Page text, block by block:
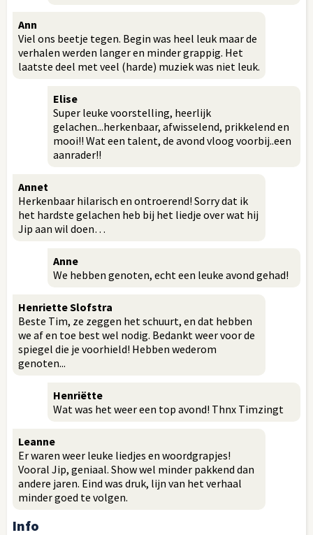
Ann
Viel ons beetje tegen. Begin was heel leuk maar de
verhalen werden langer en minder grappig. Het
laatste deel met veel (harde) muziek was niet leuk.
Elise
Super leuke voorstelling, heerlijk
gelachen...herkenbaar, afwisselend, prikkelend en
mooi!! Wat een talent, de avond vloog voorbij..een
aanrader!!
Annet
Herkenbaar hilarisch en ontroerend! Sorry dat ik
het hardste gelachen heb bij het liedje over wat hij
Jip aan wil doen…
Anne
We hebben genoten, echt een leuke avond gehad!
Henriette Slofstra
Beste Tim, ze zeggen het schuurt, en dat hebben
we af en toe best wel nodig. Bedankt weer voor de
spiegel die je voorhield! Hebben wederom
genoten...
Henriëtte
Wat was het weer een top avond! Thnx Timzingt
Leanne
Er waren weer leuke liedjes en woordgrapjes!
Vooral Jip, geniaal. Show wel minder pakkend dan
andere jaren. Eind was druk, lijn van het verhaal
minder goed te volgen.
Info